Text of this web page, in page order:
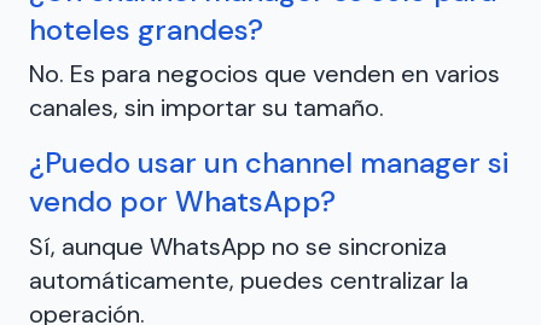
hoteles grandes?
No. Es para negocios que venden en varios
canales, sin importar su tamaño.
¿Puedo usar un channel manager si
vendo por WhatsApp?
Sí, aunque WhatsApp no se sincroniza
automáticamente, puedes centralizar la
operación.